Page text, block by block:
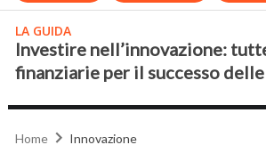
LA GUIDA
Investire nell’innovazione:
finanziarie per il successo
Home Innovazione